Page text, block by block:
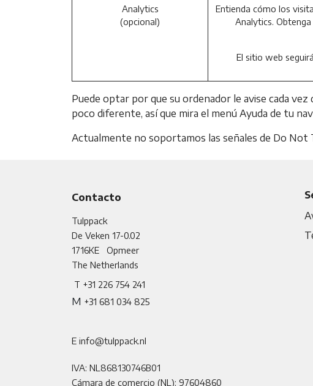
Analytics
(opcional)
Entienda cómo los
Analytics.
El sitio web
Puede optar por que su ordenador le avise cada
poco diferente, así que mira el menú Ayuda de tu
Actualmente no soportamos las señales de Do Not
Contacto
Tulppack
De Veken 17-0.02
1716KE
Opmeer
The Netherlands
T +31 226 754 241
M +31 681 034 825
E info@tulppack.nl
IVA: NL868130746B01
Cámara de comercio (NL): 97604860